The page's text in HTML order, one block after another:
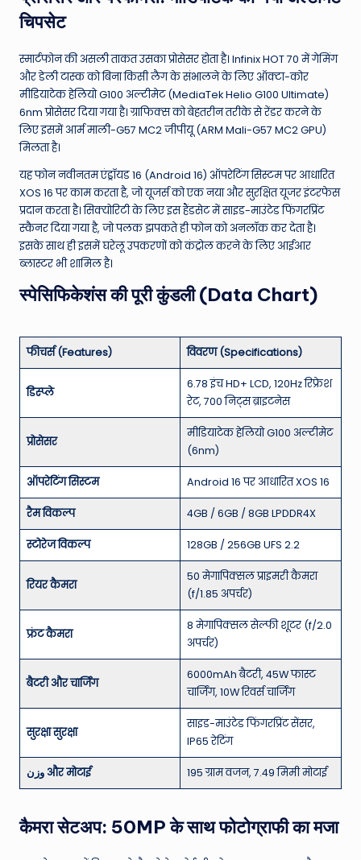
चिपसेट
स्मार्टफोन की असली ताकत उसका प्रोसेसर होता है। Infinix HOT 70 में गेमिंग
और डेली टास्क को बिना किसी लैग के संभालने के लिए ऑक्टा-कोर
मीडियाटेक हेलियो G100 अल्टीमेट (MediaTek Helio G100 Ultimate)
6nm प्रोसेसर दिया गया है। ग्राफिक्स को बेहतरीन तरीके से रेंडर करने के
लिए इसमें आर्म माली-G57 MC2 जीपीयू (ARM Mali-G57 MC2 GPU)
मिलता है।
यह फोन नवीनतम एंड्रॉयड 16 (Android 16) ऑपरेटिंग सिस्टम पर आधारित
XOS 16 पर काम करता है, जो यूजर्स को एक नया और सुरक्षित यूजर इंटरफेस
प्रदान करता है। सिक्योरिटी के लिए इस हैंडसेट में साइड-माउंटेड फिंगरप्रिंट
स्कैनर दिया गया है, जो पलक झपकते ही फोन को अनलॉक कर देता है।
इसके साथ ही इसमें घरेलू उपकरणों को कंट्रोल करने के लिए आईआर
ब्लास्टर भी शामिल है।
स्पेसिफिकेशंस की पूरी कुंडली (Data Chart)
फीचर्स (Features) विवरण (Specifications)
डिस्प्ले
6.78 इंच HD+ LCD, 120Hz रिफ्रेश
रेट, 700 निट्स ब्राइटनेस
प्रोसेसर
मीडियाटेक हेलियो G100 अल्टीमेट
(6nm)
ऑपरेटिंग सिस्टम Android 16 पर आधारित XOS 16
रैम विकल्प 4GB / 6GB / 8GB LPDDR4X
स्टोरेज विकल्प 128GB / 256GB UFS 2.2
रियर कैमरा
50 मेगापिक्सल प्राइमरी कैमरा
(f/1.85 अपर्चर)
फ्रंट कैमरा
8 मेगापिक्सल सेल्फी शूटर (f/2.0
अपर्चर)
बैटरी और चार्जिंग
6000mAh बैटरी, 45W फास्ट
चार्जिंग, 10W रिवर्स चार्जिंग
सुरक्षा सुरक्षा
साइड-माउंटेड फिंगरप्रिंट सेंसर,
IP65 रेटिंग
وزن और मोटाई 195 ग्राम वजन, 7.49 मिमी मोटाई
कैमरा सेटअप: 50MP के साथ फोटोग्राफी का मजा